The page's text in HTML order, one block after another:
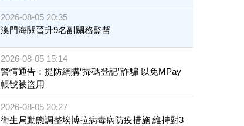
2026-08-05 20:35
澳門海關晉升9名副關務監督
2026-08-05 15:14
警情通告：提防網購“掃碼登記”詐騙 以免MPay
帳號被盜用
2026-08-05 20:27
衛生局動態調整埃博拉病毒病防疫措施 維持對3